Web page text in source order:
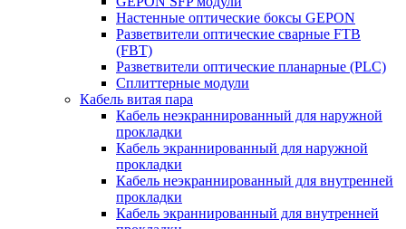
Настенные оптические боксы GEPON
Разветвители оптические сварные FTB
(FBT)
Разветвители оптические планарные (PLC)
Сплиттерные модули
Кабель витая пара
Кабель неэкраннированный для наружной
прокладки
Кабель экраннированный для наружной
прокладки
Кабель неэкраннированный для внутренней
прокладки
Кабель экраннированный для внутренней